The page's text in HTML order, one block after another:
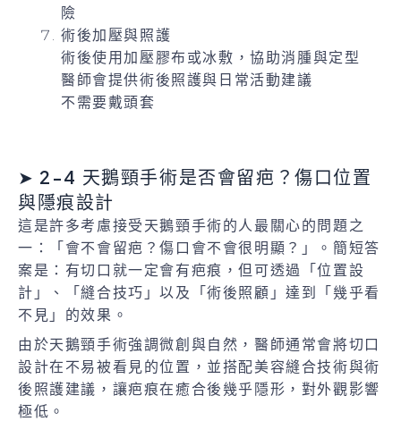
險
術後加壓與照護
術後使用加壓膠布或冰敷，協助消腫與定型
醫師會提供術後照護與日常活動建議
不需要戴頭套
➤ 2-4 天鵝頸手術是否會留疤？傷口位置
與隱痕設計
這是許多考慮接受天鵝頸手術的人最關心的問題之
一：「會不會留疤？傷口會不會很明顯？」。簡短答
案是：有切口就一定會有疤痕，但可透過「位置設
計」、「縫合技巧」以及「術後照顧」達到「幾乎看
不見」的效果。
由於天鵝頸手術強調微創與自然，醫師通常會將切口
設計在不易被看見的位置，並搭配美容縫合技術與術
後照護建議，讓疤痕在癒合後幾乎隱形，對外觀影響
極低。